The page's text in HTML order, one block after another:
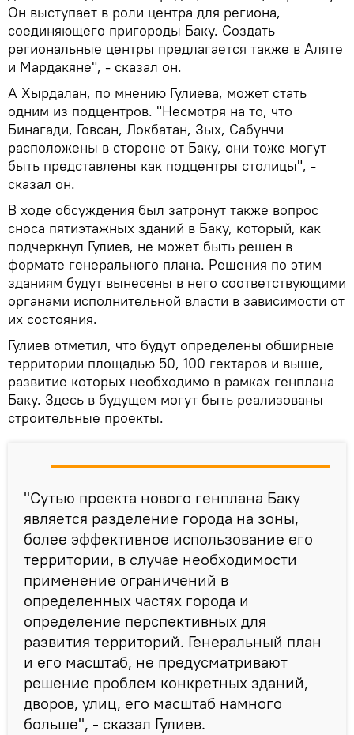
Он выступает в роли центра для региона,
соединяющего пригороды Баку. Создать
региональные центры предлагается также в Аляте
и Мардакяне", - сказал он.
А Хырдалан, по мнению Гулиева, может стать
одним из подцентров. "Несмотря на то, что
Бинагади, Говсан, Локбатан, Зых, Сабунчи
расположены в стороне от Баку, они тоже могут
быть представлены как подцентры столицы", -
сказал он.
В ходе обсуждения был затронут также вопрос
сноса пятиэтажных зданий в Баку, который, как
подчеркнул Гулиев, не может быть решен в
формате генерального плана. Решения по этим
зданиям будут вынесены в него соответствующими
органами исполнительной власти в зависимости от
их состояния.
Гулиев отметил, что будут определены обширные
территории площадью 50, 100 гектаров и выше,
развитие которых необходимо в рамках генплана
Баку. Здесь в будущем могут быть реализованы
строительные проекты.
"Сутью проекта нового генплана Баку
является разделение города на зоны,
более эффективное использование его
территории, в случае необходимости
применение ограничений в
определенных частях города и
определение перспективных для
развития территорий. Генеральный план
и его масштаб, не предусматривают
решение проблем конкретных зданий,
дворов, улиц, его масштаб намного
больше", - сказал Гулиев.